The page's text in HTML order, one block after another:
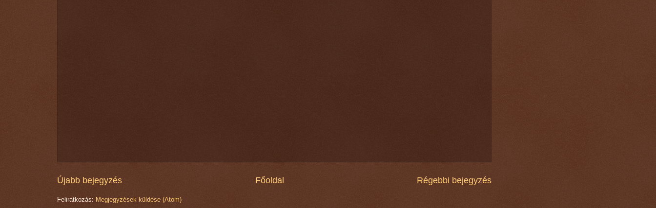
Újabb bejegyzés Régebbi bejegyzés
Főoldal
Feliratkozás: Megjegyzések küldése (Atom)